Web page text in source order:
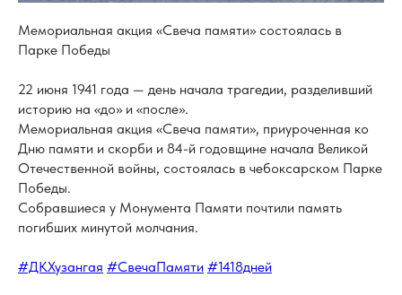
Мемориальная акция «Свеча памяти» состоялась в
Парке Победы
22 июня 1941 года — день начала трагедии, разделивший
историю на «до» и «после».
Мемориальная акция «Свеча памяти», приуроченная ко
Дню памяти и скорби и 84-й годовщине начала Великой
Отечественной войны, состоялась в чебоксарском Парке
Победы.
Собравшиеся у Монумента Памяти почтили память
погибших минутой молчания.
#ДКХузангая #СвечаПамяти #1418дней